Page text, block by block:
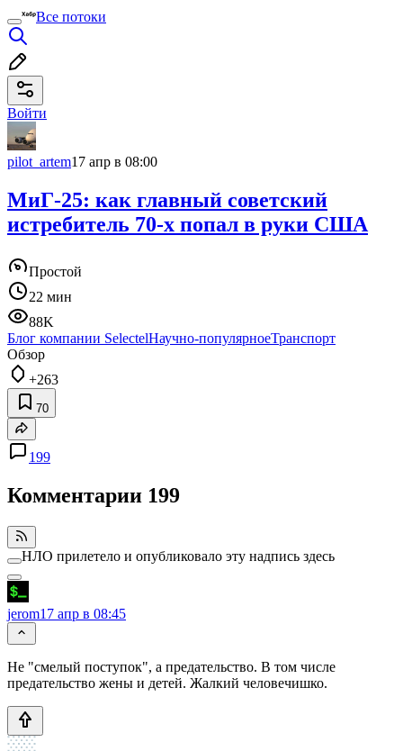
Все потоки
Войти
pilot_artem17 апр в 08:00
МиГ-25: как главный советский
истребитель 70-х попал в руки США
Простой
22 мин
88K
Блог компании SelectelНаучно-популярноеТранспорт
Обзор
+263
70
199
Комментарии 199
НЛО прилетело и опубликовало эту надпись здесь
jerom17 апр в 08:45
Не "смелый поступок", а предательство. В том числе
предательство жены и детей. Жалкий человечишко.